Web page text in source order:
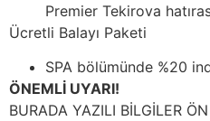
Premier Tekirova
Ücretli Balayı Paketi
SPA bölümünde %20
ÖNEMLİ UYARI!
BURADA YAZILI BİLGİLER